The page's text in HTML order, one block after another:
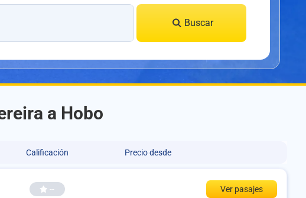
Buscar
a Hobo
Calificación Precio desde
-- Ver pasajes